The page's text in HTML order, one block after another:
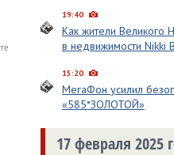
19:40
Как жители Великого
в недвижимости Nikki
15:20
МегаФон усилил
«585*ЗОЛОТОЙ»
17 февраля 2025